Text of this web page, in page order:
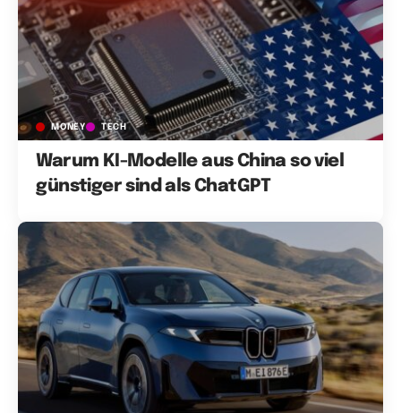
MONEY TECH
Warum KI-Modelle aus China so viel
günstiger sind als ChatGPT